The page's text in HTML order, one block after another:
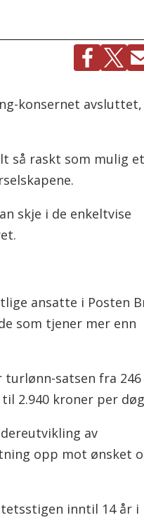
konsernet
så raskt som mulig
skje i de enkeltvise
ansatte i Posten
som tjener mer enn
turlønn-satsen fra 246
2.940 kroner per
av
opp mot ønsket
inntil 14 år i